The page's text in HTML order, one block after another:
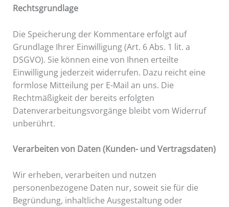
Rechtsgrundlage
Die Speicherung der Kommentare erfolgt auf
Grundlage Ihrer Einwilligung (Art. 6 Abs. 1 lit. a
DSGVO). Sie können eine von Ihnen erteilte
Einwilligung jederzeit widerrufen. Dazu reicht eine
formlose Mitteilung per E-Mail an uns. Die
Rechtmäßigkeit der bereits erfolgten
Datenverarbeitungsvorgänge bleibt vom Widerruf
unberührt.
Verarbeiten von Daten (Kunden- und Vertragsdaten)
Wir erheben, verarbeiten und nutzen
personenbezogene Daten nur, soweit sie für die
Begründung, inhaltliche Ausgestaltung oder